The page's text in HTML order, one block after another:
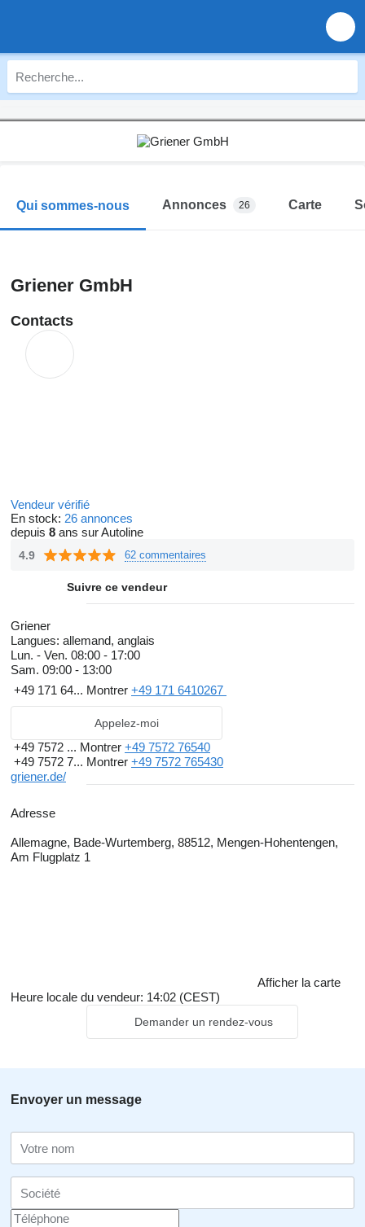
Qui sommes-nous Annonces 26 Carte
Griener GmbH
Contacts
Vendeur vérifié
En stock: 26 annonces
depuis 8 ans sur Autoline
4.9 62 commentaires
Suivre ce vendeur
Griener
Langues: allemand, anglais
Lun. - Ven. 08:00 - 17:00
Sam. 09:00 - 13:00
+49 171 64... Montrer +49 171 6410267
Appelez-moi
+49 7572 ... Montrer +49 7572 76540
+49 7572 7... Montrer +49 7572 765430
griener.de/
Adresse
Allemagne, Bade-Wurtemberg, 88512, Mengen-Hohentengen,
Am Flugplatz 1
Afficher la carte
Heure locale du vendeur: 14:02 (CEST)
Demander un rendez-vous
Envoyer un message